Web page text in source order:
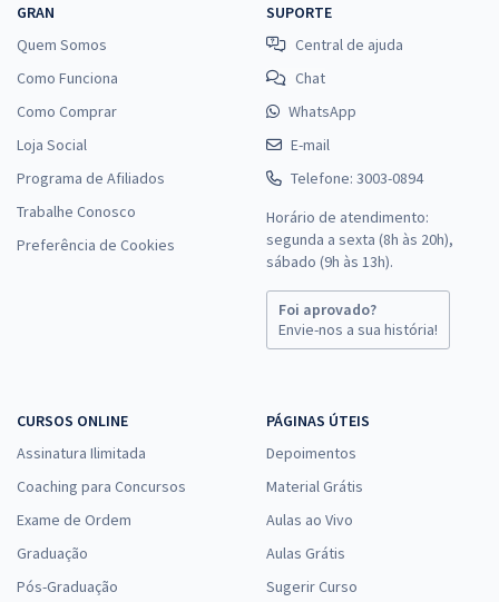
Estadual de Apoio ao Controle Externo – Especialidade: Engenharia
Elétrica (Pós-Edital)
à vista
R$39,86
Economize R$ 119,58 (-20%)
TCE MA - Tribunal de Contas do Estado do Maranhão - Auditor
Edital)
à vista
R$39,86
Economize R$ 119,58 (-20%)
Comprar
GRAN
Quem Somos
Como Funciona
Como Comprar
Loja Social
Programa de Afiliados
Trabalhe Conosco
Preferência de Cookies
SUPORTE
Central de ajuda
Chat
WhatsApp
E-mail
Telefone: 3003-0894
Horário de atendimento:
segunda a sexta (8h às 20h),
sábado (9h às 13h).
Foi aprovado?
Envie-nos a sua história!
CURSOS ONLINE
Assinatura Ilimitada
Coaching para Concursos
Exame de Ordem
Graduação
Pós-Graduação
PÁGINAS ÚTEIS
Depoimentos
Material Grátis
Aulas ao Vivo
Aulas Grátis
Sugerir Curso